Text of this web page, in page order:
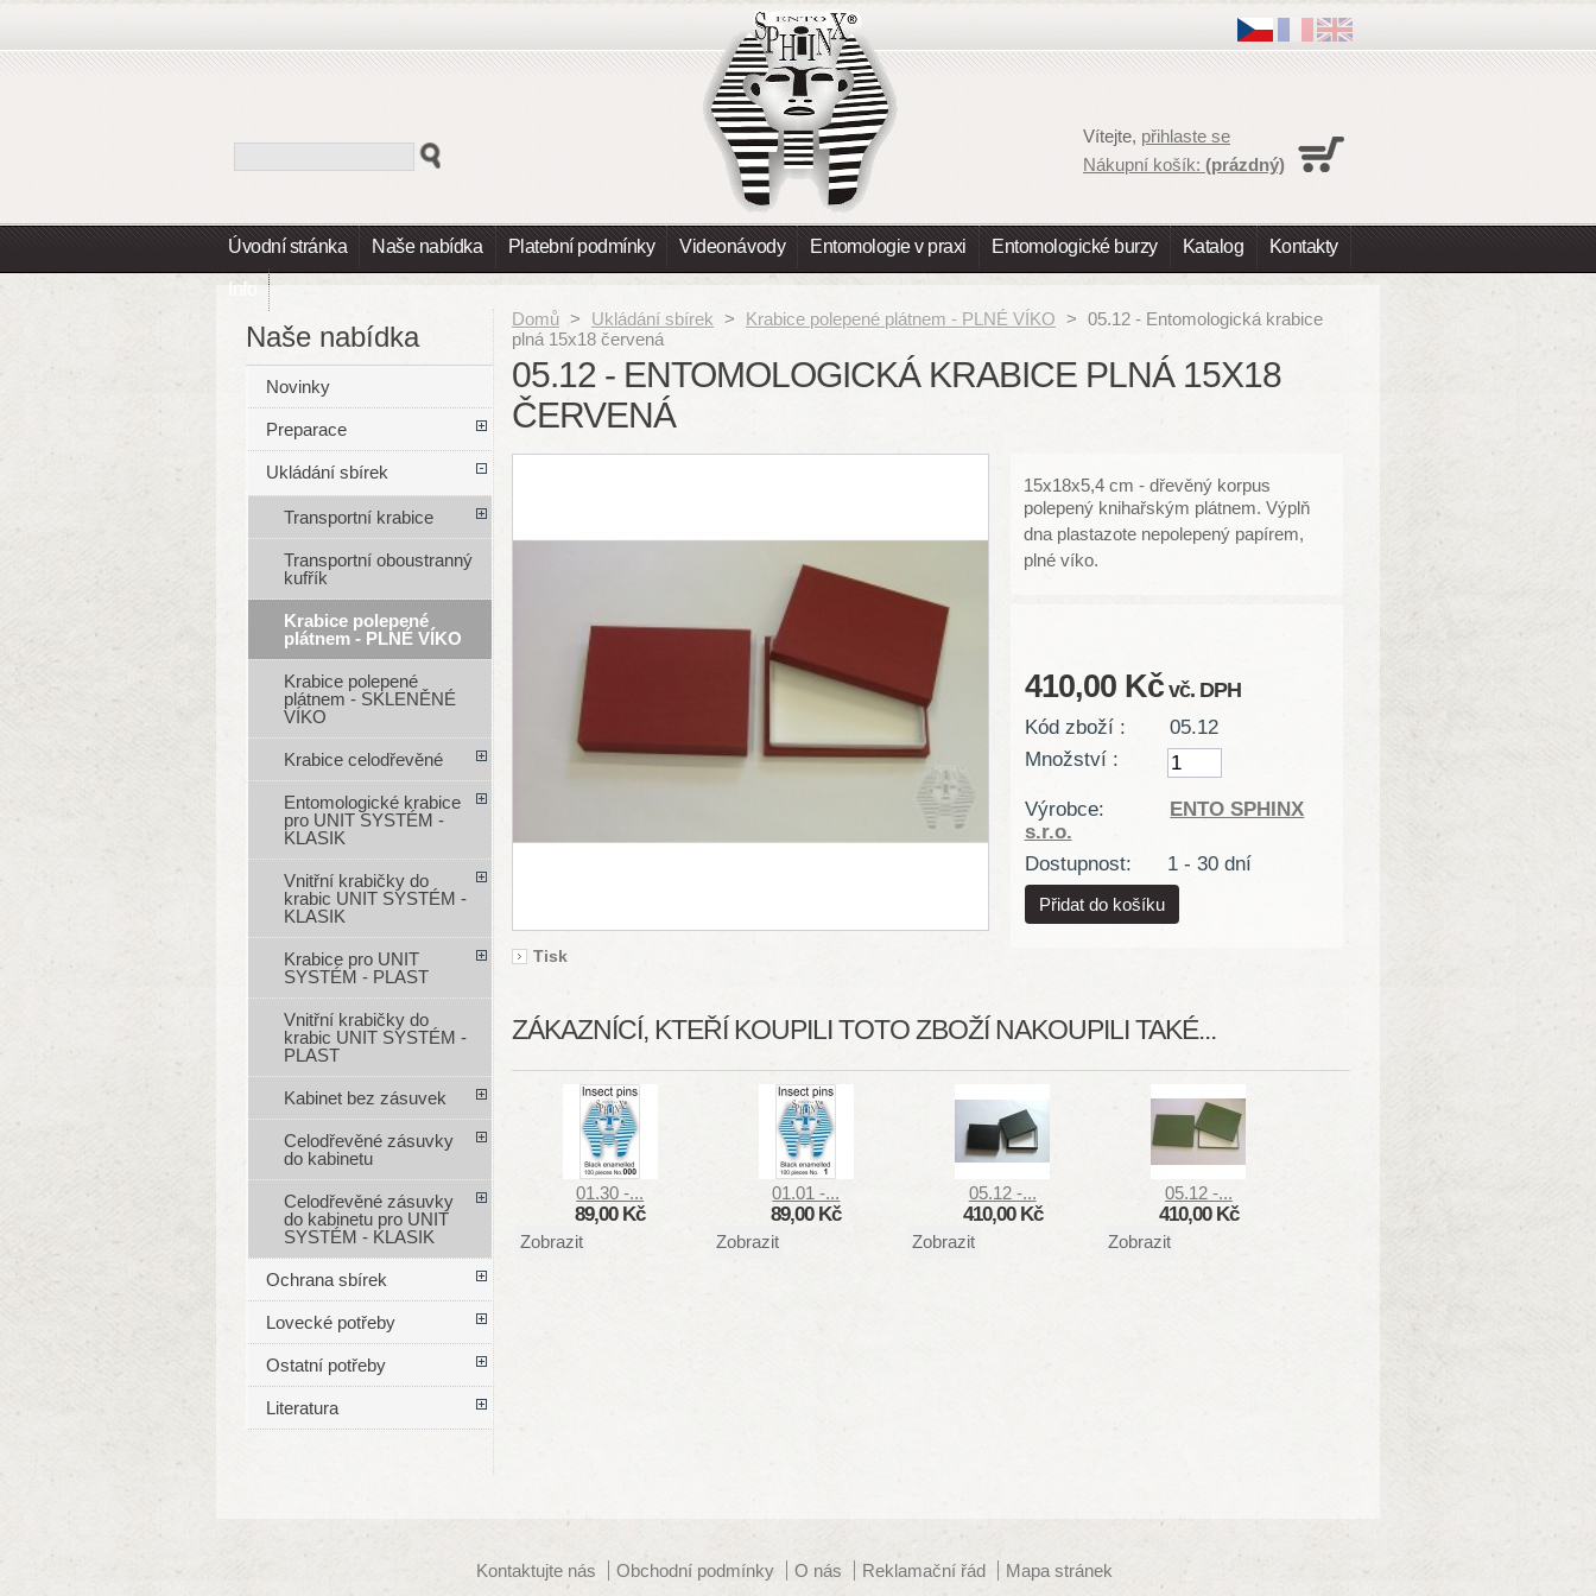
Úvodní stránka Naše nabídka Platební podmínky Videonávody Entomologie v praxi Entomologické burzy Katalog Kontakty
Info
Vítejte, přihlaste se
Nákupní košík: (prázdný)
Domů > Ukládání sbírek > Krabice polepené plátnem - PLNÉ VÍKO > 05.12 - Entomologická krabice
plná 15x18 červená
05.12 - ENTOMOLOGICKÁ KRABICE PLNÁ 15X18
ČERVENÁ
Tisk
15x18x5,4 cm - dřevěný korpus
polepený knihařským plátnem. Výplň
dna plastazote nepolepený papírem,
plné víko.
410,00 Kčvč. DPH
Kód zboží :
05.12
Množství :
Výrobce:
ENTO SPHINX
s.r.o.
Dostupnost:
1 - 30 dní
ZÁKAZNÍCÍ, KTEŘÍ KOUPILI TOTO ZBOŽÍ NAKOUPILI TAKÉ...
01.30 -...
89,00 Kč
Zobrazit
01.01 -...
89,00 Kč
Zobrazit
05.12 -...
410,00 Kč
Zobrazit
05.12 -...
410,00 Kč
Zobrazit
Naše nabídka
Novinky
Preparace
Ukládání sbírek
Transportní krabice
Transportní oboustranný
kufřík
Krabice polepené
plátnem - PLNÉ VÍKO
Krabice polepené
plátnem - SKLENĚNÉ
VÍKO
Krabice celodřevěné
Entomologické krabice
pro UNIT SYSTÉM -
KLASIK
Vnitřní krabičky do
krabic UNIT SYSTÉM -
KLASIK
Krabice pro UNIT
SYSTÉM - PLAST
Vnitřní krabičky do
krabic UNIT SYSTÉM -
PLAST
Kabinet bez zásuvek
Celodřevěné zásuvky
do kabinetu
Celodřevěné zásuvky
do kabinetu pro UNIT
SYSTÉM - KLASIK
Ochrana sbírek
Lovecké potřeby
Ostatní potřeby
Literatura
Nákupní košík je prázdny
DPH 0,00 Kč
K úhradě 0,00 Kč
Ceny jsou s DPH
Objednávka
Kontaktujte nás Obchodní podmínky O nás Reklamační řád Mapa stránek